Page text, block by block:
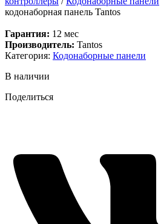
кодонаборная панель Tantos
Гарантия: 12 мес
Производитель: Tantos
Категория: Кодонаборные панели
В наличии
Поделиться